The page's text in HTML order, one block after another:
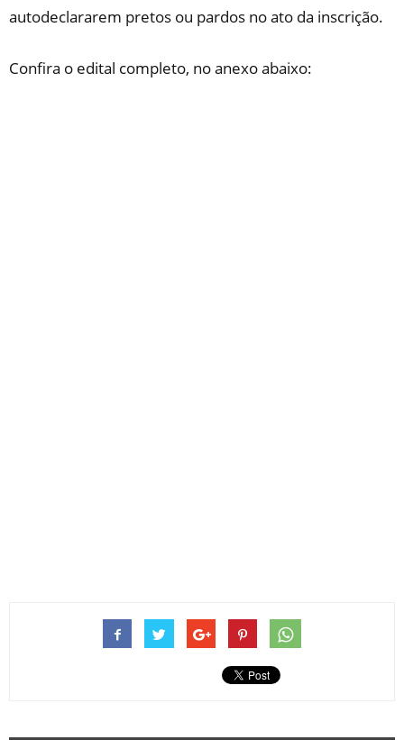
autodeclararem pretos ou pardos no ato da inscrição.
Confira o edital completo, no anexo abaixo: